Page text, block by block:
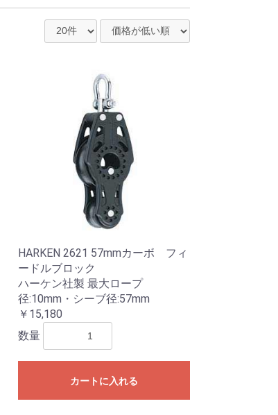
HARKEN 2621 57mmカーボ フィ
ードルブロック
ハーケン社製 最大ロープ
径:10mm・シーブ径:57mm
￥15,180
数量
カートに入れる